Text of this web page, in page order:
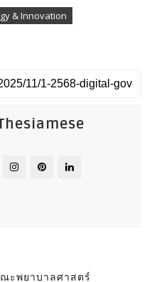
& Innovation
ะพยาบาลศาสตร์